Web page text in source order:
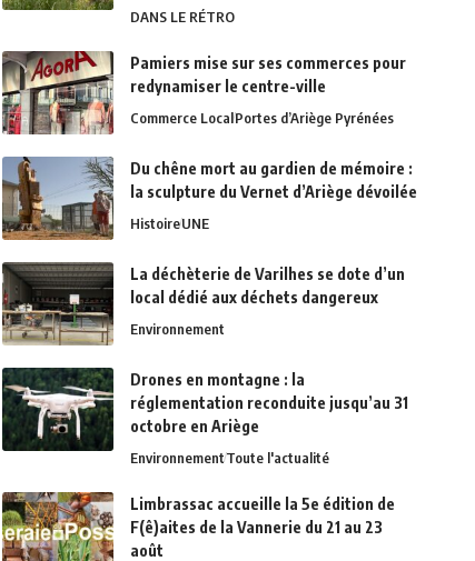
DANS LE RÉTRO
Pamiers mise sur ses commerces pour
redynamiser le centre-ville
Commerce LocalPortes d’Ariège Pyrénées
Du chêne mort au gardien de mémoire :
la sculpture du Vernet d’Ariège dévoilée
HistoireUNE
La déchèterie de Varilhes se dote d’un
local dédié aux déchets dangereux
Environnement
Drones en montagne : la
réglementation reconduite jusqu’au 31
octobre en Ariège
EnvironnementToute l'actualité
Limbrassac accueille la 5e édition de
F(ê)aites de la Vannerie du 21 au 23
août